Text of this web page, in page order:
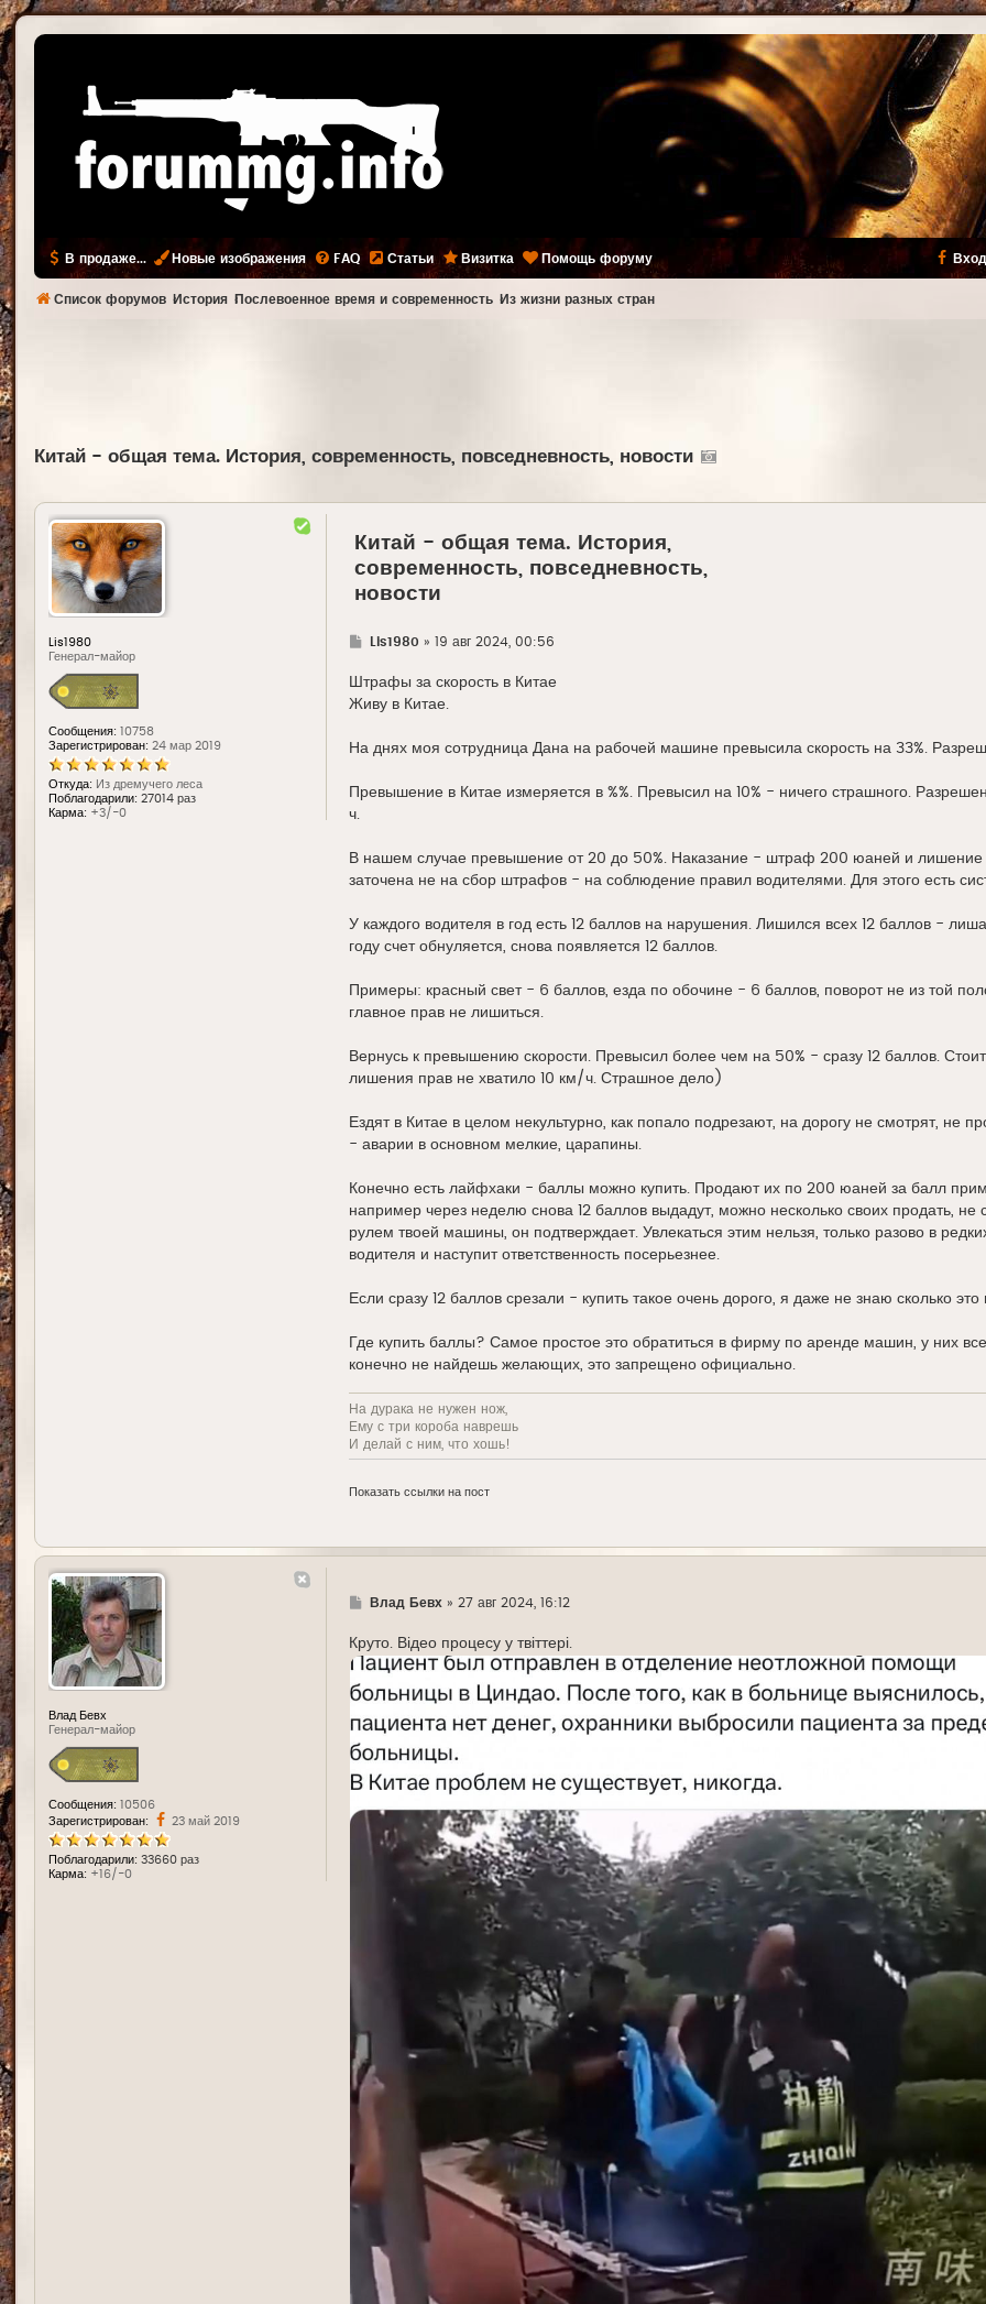
В продаже... Новые изображения FAQ Статьи Визитка Помощь форуму
Список форумов История Послевоенное время и современность Из жизни разных стран
Китай - общая тема. История, современность, повседневность, новости
Lis1980
Генерал-майор
Сообщения: 10758
Зарегистрирован: 24 мар 2019
Откуда: Из дремучего леса
Поблагодарили: 27014 раз
Карма: +3/-0
Китай - общая тема. История,
современность, повседневность,
новости
Г Lis1980 » 19 авг 2024, 00:56
Штрафы за скорость в Китае⁠⁠
Живу в Китае.
На днях моя сотрудница Дана на рабочей машине превысила скорость на 33%.
Превышение в Китае измеряется в %%. Превысил на 10% - ничего страшного.
ч.
В нашем случае превышение от 20 до 50%. Наказание - штраф 200 юаней и лишение
заточена не на сбор штрафов - на соблюдение правил водителями. Для этого есть
У каждого водителя в год есть 12 баллов на нарушения. Лишился всех 12 баллов -
году счет обнуляется, снова появляется 12 баллов.
Примеры: красный свет - 6 баллов, езда по обочине - 6 баллов, поворот не из той
главное прав не лишиться.
Вернусь к превышению скорости. Превысил более чем на 50% - сразу 12 баллов.
лишения прав не хватило 10 км/ч. Страшное дело)
Ездят в Китае в целом некультурно, как попало подрезают, на дорогу не смотрят, не
- аварии в основном мелкие, царапины.
Конечно есть лайфхаки - баллы можно купить. Продают их по 200 юаней за балл
например через неделю снова 12 баллов выдадут, можно несколько своих продать, не
рулем твоей машины, он подтверждает. Увлекаться этим нельзя, только разово в
водителя и наступит ответственность посерьезнее.
Если сразу 12 баллов срезали - купить такое очень дорого, я даже не знаю сколько
Где купить баллы? Самое простое это обратиться в фирму по аренде машин, у них
конечно не найдешь желающих, это запрещено официально.
На дурака не нужен нож,
Ему с три короба наврешь
И делай с ним, что хошь!
Показать ссылки на пост
Влад Бевх
Генерал-майор
Сообщения: 10506
Зарегистрирован:
23 май 2019
Поблагодарили: 33660 раз
Карма: +16/-0
ГВлад Бевх» 27 авг 2024, 16:12
Круто. Відео процесу у твіттері.